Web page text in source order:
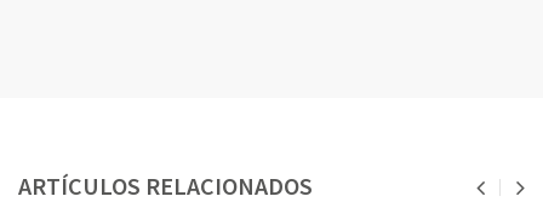
ARTÍCULOS RELACIONADOS